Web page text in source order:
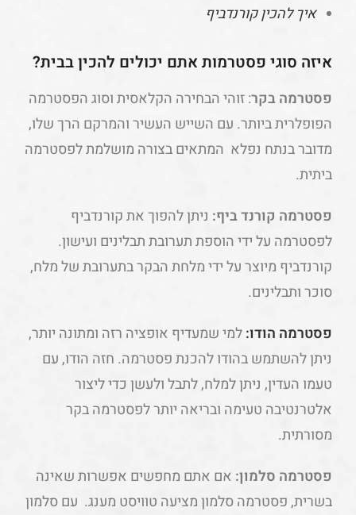
איך להכין קורנדביף
איזה סוגי פסטרמות אתם יכולים להכין בבית?
פסטרמה בקר: זוהי הבחירה הקלאסית וסוג הפסטרמה
הפופלרית ביותר. עם השייש העשיר והמרקם הרך שלו,
מדובר בנתח נפלא המתאים בצורה מושלמת לפסטרמה
ביתית.
פסטרמה קורנד ביף: ניתן להפוך את קורנדביף
לפסטרמה על ידי הוספת תערובת תבלינים ועישון.
קורנדביף מיוצר על ידי מלחת הבקר בתערובת של מלח,
סוכר ותבלינים.
פסטרמה הודו:למי שמעדיף אופציה רזה ומתונה יותר,
ניתן להשתמש בהודו להכנת פסטרמה. חזה הודו, עם
טעמו העדין, ניתן למלח, לתבל ולעשן כדי ליצור
אלטרנטיבה טעימה ובריאה יותר לפסטרמה בקר
מסורתית.
פסטרמה סלמון: אם אתם מחפשים אפשרות שאינה
בשרית, פסטרמה סלמון מציעה טוויסט מענג. עם סלמון